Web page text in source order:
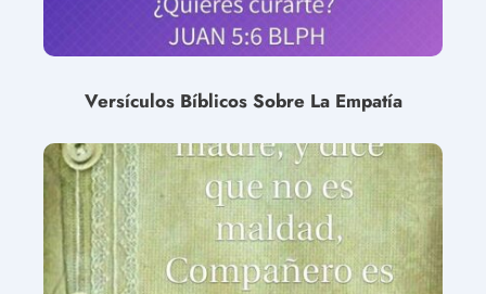
Versículos Bíblicos Sobre La Empatía